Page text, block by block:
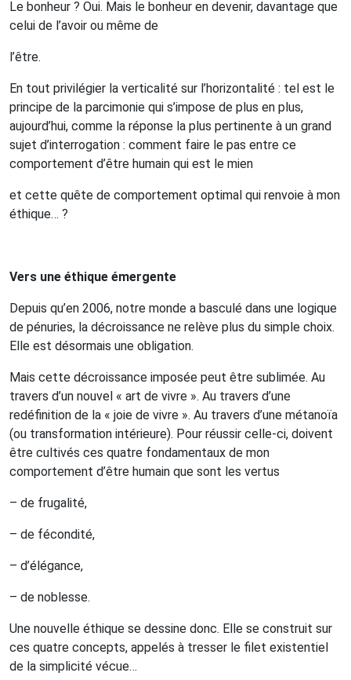
Le bonheur ? Oui. Mais le bonheur en devenir, davantage que
celui de l’avoir ou même de
l’être.
En tout privilégier la verticalité sur l’horizontalité : tel est le
principe de la parcimonie qui s’impose de plus en plus,
aujourd’hui, comme la réponse la plus pertinente à un grand
sujet d’interrogation : comment faire le pas entre ce
comportement d’être humain qui est le mien
et cette quête de comportement optimal qui renvoie à mon
éthique… ?
Vers une éthique émergente
Depuis qu’en 2006, notre monde a basculé dans une logique
de pénuries, la décroissance ne relève plus du simple choix.
Elle est désormais une obligation.
Mais cette décroissance imposée peut être sublimée. Au
travers d’un nouvel « art de vivre ». Au travers d’une
redéfinition de la « joie de vivre ». Au travers d’une métanoïa
(ou transformation intérieure). Pour réussir celle-ci, doivent
être cultivés ces quatre fondamentaux de mon
comportement d’être humain que sont les vertus
– de frugalité,
– de fécondité,
– d’élégance,
– de noblesse.
Une nouvelle éthique se dessine donc. Elle se construit sur
ces quatre concepts, appelés à tresser le filet existentiel
de la simplicité vécue…